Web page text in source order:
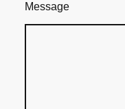
Message